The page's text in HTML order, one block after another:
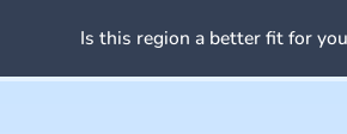
Is this region a better fit for